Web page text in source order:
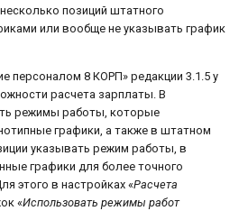
позиций штатного
или вообще не указывать график
персоналом 8 КОРП» редакции 3.1.5 у
расчета зарплаты. В
режимы работы, которые
графики, а также в штатном
указывать режим работы, в
графики для более точного
этого в настройках «Расчета
«Использовать режимы работ